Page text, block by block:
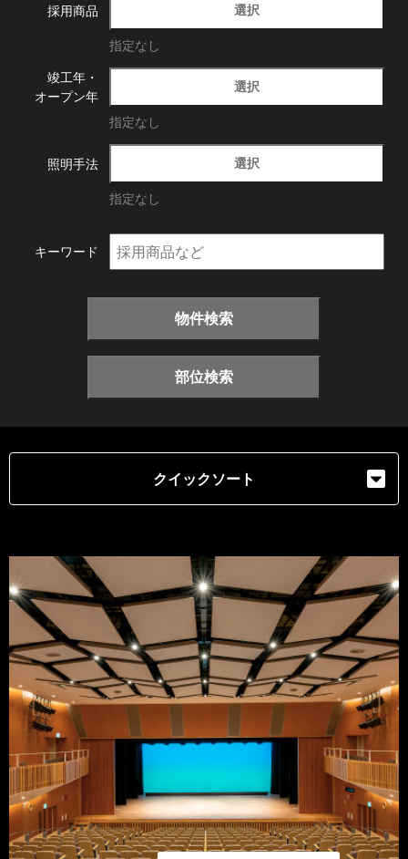
採用商品 選択
指定なし
竣工年・
オープン年
選択
指定なし
照明手法 選択
指定なし
キーワード
物件検索
部位検索
クイックソート